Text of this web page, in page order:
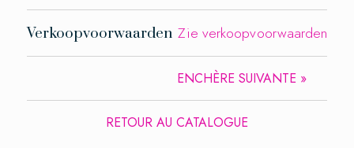
Verkoopvoorwaarden Zie verkoopvoorwaarden
ENCHÈRE SUIVANTE »
RETOUR AU CATALOGUE